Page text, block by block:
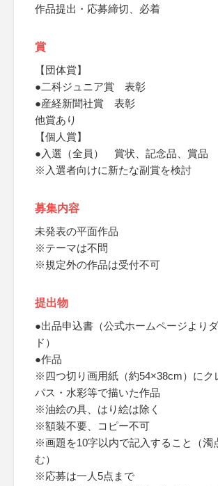
作品提出・応募締切、必着
賞
【団体賞】
●二科ジュニア賞 表彰
●産経新聞社賞 表彰
他賞あり
【個人賞】
●入選（全員） 賞状、記念品、賞品
※入選者向けに新たな副賞を検討
募集内容
未発表の平面作品
※テーマは不問
※規定外の作品は受付不可
提出物
●出品申込書（公式ホームページより
ド）
●作品
※四つ切り画用紙（約54×38cm）にク
パス・水彩等で描いた作品
※油絵の具、はり絵は除く
※額装不要、コピー不可
※画題を10字以内で記入すること（濁
む）
※応募は一人5点まで